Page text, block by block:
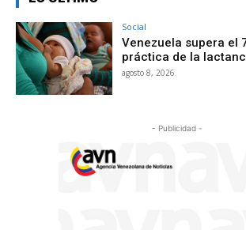
Social
Venezuela supera el
práctica de la
agosto 8, 2026
- Publicidad -